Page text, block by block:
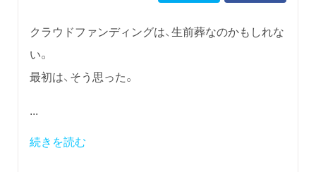
クラウドファンディングは、生前葬なのかもしれな
い。
最初は、そう思った。
...
続きを読む